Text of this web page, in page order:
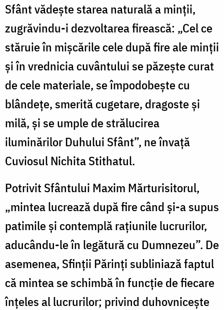
Sfânt vădeşte starea naturală a minţii,
zugrăvindu-i dezvoltarea firească: „Cel ce
stăruie în mişcările cele după fire ale minţii
şi în vrednicia cuvântului se păzeşte curat
de cele materiale, se împodobeşte cu
blândeţe, smerită cugetare, dragoste şi
milă, şi se umple de strălucirea
iluminărilor Duhului Sfânt”, ne învaţă
Cuviosul Nichita Stithatul.
Potrivit Sfântului Maxim Mărturisitorul,
„mintea lucrează după fire când şi-a supus
patimile şi contemplă raţiunile lucrurilor,
aducându-le în legătură cu Dumnezeu”. De
asemenea, Sfinţii Părinţi subliniază faptul
că mintea se schimbă în funcţie de fiecare
înţeles al lucrurilor; privind duhovniceşte